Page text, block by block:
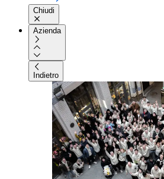
Chiudi
Azienda
Indietro